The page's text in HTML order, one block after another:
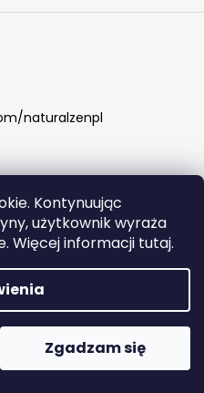
Kontynuując
użytkownik wyraża
Więcej informacji tutaj.
Zgadzam się
naturalzenpl
Shoptet
. Wszystkie prawa
plików cookie